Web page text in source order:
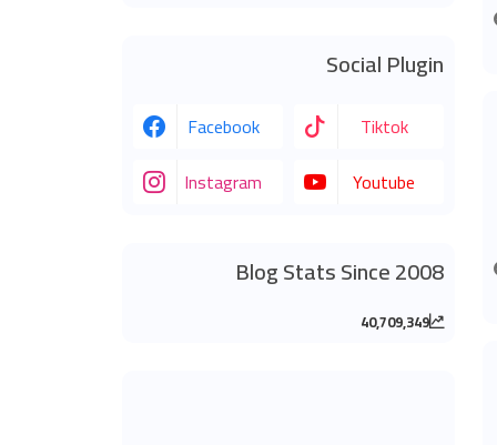
Social Plugin
Facebook
Tiktok
Instagram
Youtube
Blog Stats Since 2008
40,709,349